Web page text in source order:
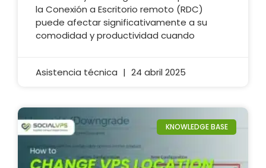
la Conexión a Escritorio remoto (RDC)
puede afectar significativamente a su
comodidad y productividad cuando
Asistencia técnica 24 abril 2025
KNOWLEDGE BASE